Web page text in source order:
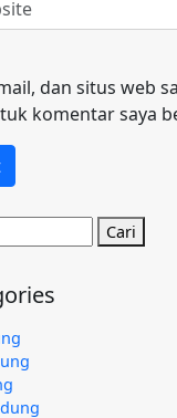
dan situs web
komentar saya
Cari